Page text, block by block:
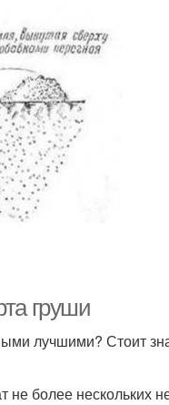
груши
лучшими? Стоит
более нескольких